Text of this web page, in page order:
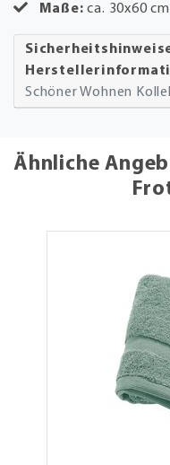
Maße:ca. 30x60 cm
Schöner Wohnen
Ähnliche